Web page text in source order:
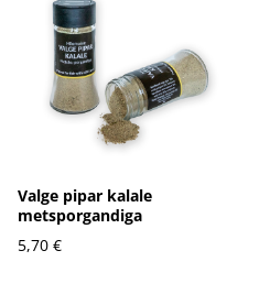
Valge pipar kalale
metsporgandiga
5,70 €